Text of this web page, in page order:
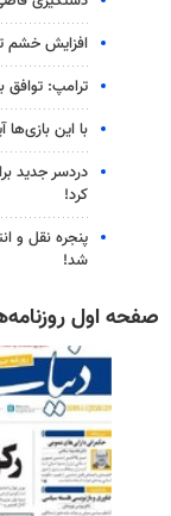
افزایش خشم
ترامپ: توافق
با این بازی‌ها
دردسر جدید
کرد!
پنجره‌ نقل و
شد!
صفحه اول